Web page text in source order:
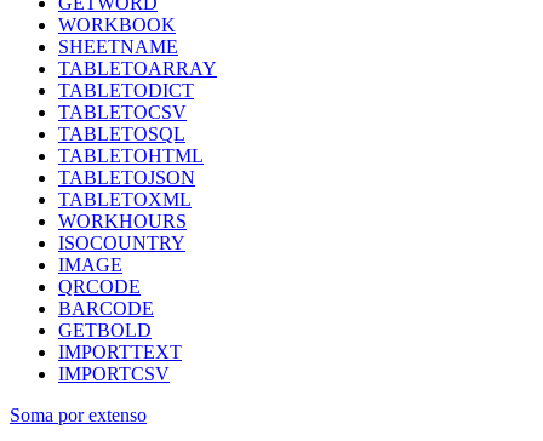
WORKBOOK
SHEETNAME
TABLETOARRAY
TABLETODICT
TABLETOCSV
TABLETOSQL
TABLETOHTML
TABLETOJSON
TABLETOXML
WORKHOURS
ISOCOUNTRY
IMAGE
QRCODE
BARCODE
GETBOLD
IMPORTTEXT
IMPORTCSV
Soma por extenso